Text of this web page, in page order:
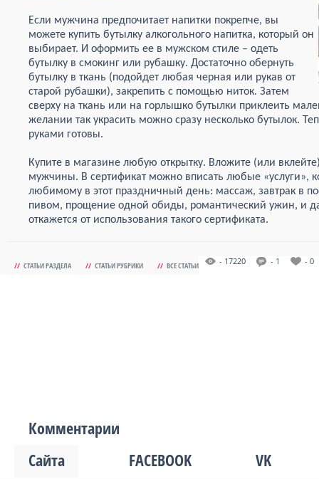
Если мужчина предпочитает напитки покрепче, вы
можете купить бутылку алкогольного напитка, который он
выбирает. И оформить ее в мужском стиле – одеть
бутылку в смокинг или рубашку. Достаточно обернуть
бутылку в ткань (подойдет любая черная или рукав от
старой рубашки), закрепить с помощью ниток. Затем
сверху на ткань или на горлышко бутылки приклеить
желании так украсить можно сразу несколько бутылок.
руками готовы.
Купите в магазине любую открытку. Вложите (или
мужчины. В сертификат можно вписать любые «услуги»,
любимому в этот праздничный день: массаж, завтрак в
пивом, прощение одной обиды, романтический ужин, и
откажется от использования такого сертификата.
// СТАТЬИ РАЗДЕЛА // СТАТЬИ РУБРИКИ // ВСЕ СТАТЬИ - 17220 - 1 - 0
Комментарии
Сайта
FACEBOOK VK